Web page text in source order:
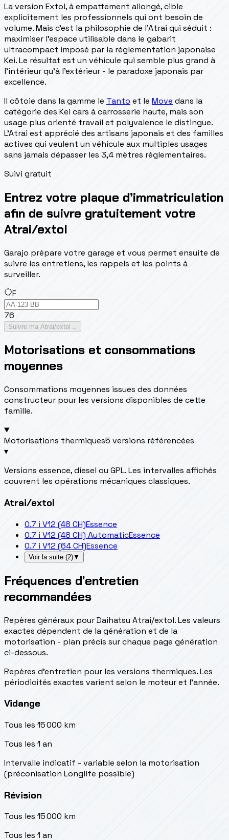
La version Extol, à empattement allongé, cible
explicitement les professionnels qui ont besoin de
volume. Mais c'est la philosophie de l'Atrai qui séduit :
maximiser l'espace utilisable dans le gabarit
ultracompact imposé par la réglementation japonaise
Kei. Le résultat est un véhicule qui semble plus grand à
l'intérieur qu'à l'extérieur - le paradoxe japonais par
excellence.
Il côtoie dans la gamme le Tanto et le Move dans la
catégorie des Kei cars à carrosserie haute, mais son
usage plus orienté travail et polyvalence le distingue.
L'Atrai est apprécié des artisans japonais et des familles
actives qui veulent un véhicule aux multiples usages
sans jamais dépasser les 3,4 mètres réglementaires.
Suivi gratuit
Entrez votre plaque d’immatriculation
afin de suivre gratuitement votre
Atrai/extol
Garajo prépare votre garage et vous permet ensuite de
suivre les entretiens, les rappels et les points à
surveiller.
F
76
Suivre ma Atrai/extol →
Motorisations et consommations
moyennes
Consommations moyennes issues des données
constructeur pour les versions disponibles de cette
famille.
Motorisations thermiques5 versions référencées
▾
Versions essence, diesel ou GPL. Les intervalles affichés
couvrent les opérations mécaniques classiques.
Atrai/extol
0.7 i V12 (48 CH)Essence
0.7 i V12 (48 CH) AutomaticEssence
0.7 i V12 (64 CH)Essence
Voir la suite (2)▼
Fréquences d'entretien
recommandées
Repères généraux pour Daihatsu Atrai/extol. Les valeurs
exactes dépendent de la génération et de la
motorisation - plan précis sur chaque page génération
ci-dessous.
Repères d’entretien pour les versions thermiques. Les
périodicités exactes varient selon le moteur et l’année.
Vidange
Tous les 15 000 km
Tous les 1 an
Intervalle indicatif - variable selon la motorisation
(préconisation Longlife possible)
Révision
Tous les 15 000 km
Tous les 1 an